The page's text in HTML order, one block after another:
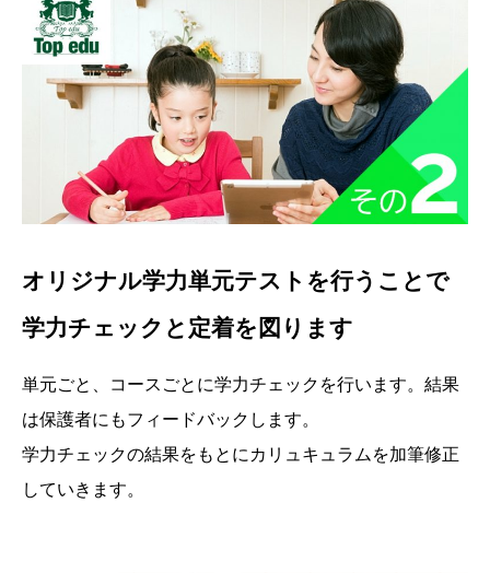
オリジナル学力単元テストを行うことで
学力チェックと定着を図ります
単元ごと、コースごとに学力チェックを行います。結果
は保護者にもフィードバックします。
学力チェックの結果をもとにカリュキュラムを加筆修正
していきます。